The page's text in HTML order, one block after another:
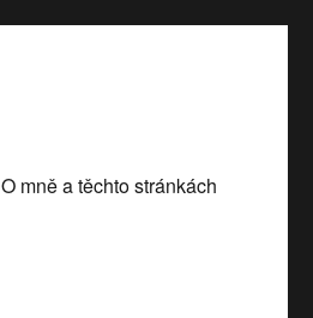
O mně a těchto stránkách